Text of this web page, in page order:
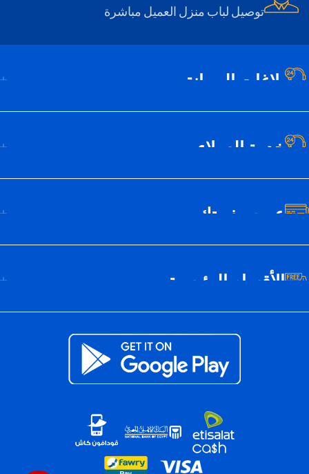
توصيل لباب منزل العميل مباشرة
بلاغات الصيانة
خدمة العملاء
عن سيف تك
الأقسام الرئيسية